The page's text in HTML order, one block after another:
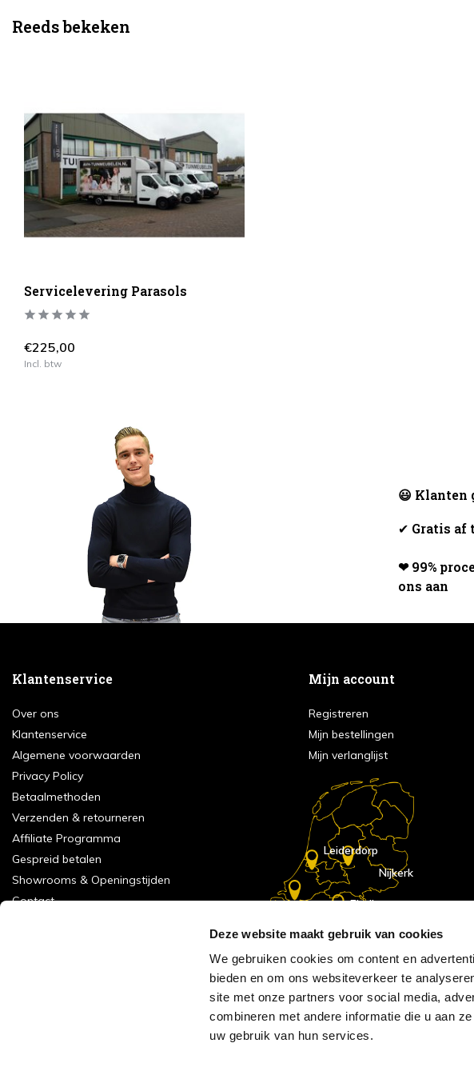
Deze website maakt gebruik van cookies
We gebruiken cookies om content en
bieden en om ons websiteverkeer te
site met onze partners voor social media,
combineren met andere informatie die u aan
uw gebruik van hun services.
Reeds bekeken
Servicelevering Parasols
€225,00
Incl. btw
😃 Klanten
✔ Gratis af
❤ 99%
ons aan
Klantenservice
Over ons
Klantenservice
Algemene voorwaarden
Privacy Policy
Betaalmethoden
Verzenden & retourneren
Affiliate Programma
Gespreid betalen
Showrooms & Openingstijden
Contact
Mijn account
Registreren
Mijn bestellingen
Mijn verlanglijst
Eindhoven
Nijkerk
Leiderdorp